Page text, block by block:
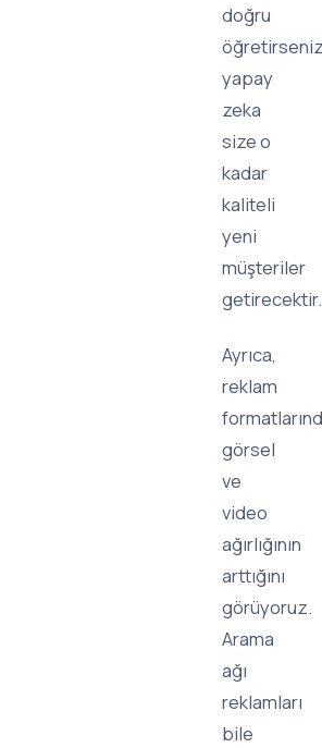
doğru
yapay
zeka
size o
kadar
kaliteli
yeni
müşteriler
getirecektir.
Ayrıca,
reklam
görsel
ve
video
ağırlığının
arttığını
görüyoruz.
Arama
ağı
reklamları
bile